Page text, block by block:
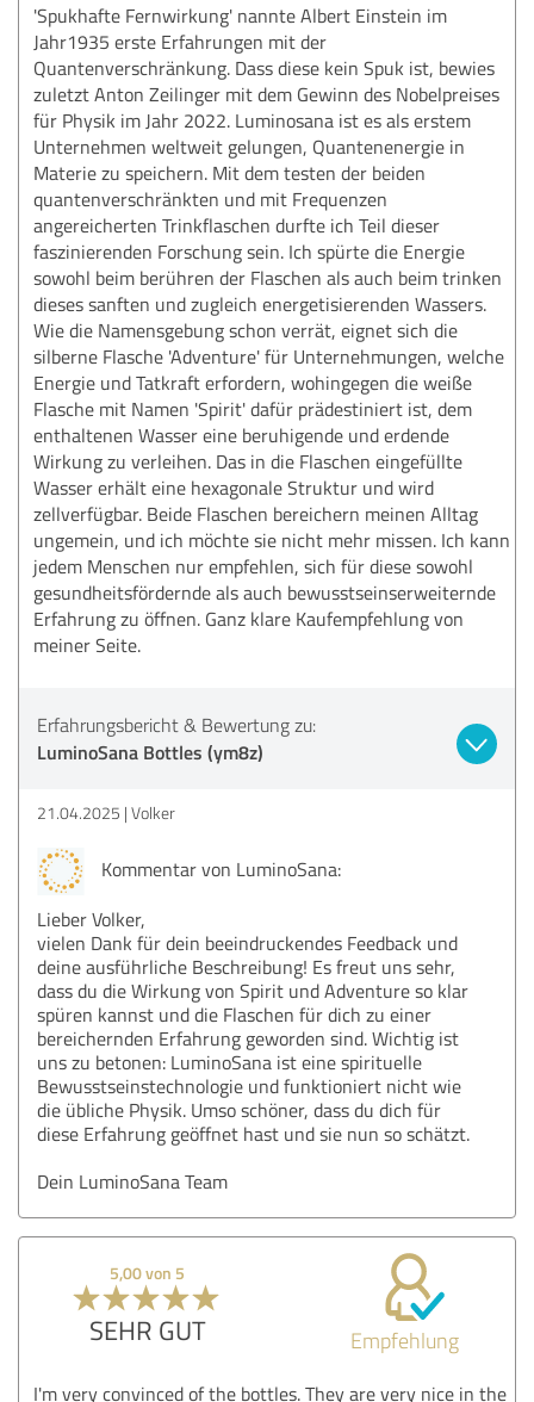
'Spukhafte Fernwirkung' nannte Albert Einstein im
Jahr1935 erste Erfahrungen mit der
Quantenverschränkung. Dass diese kein Spuk ist, bewies
zuletzt Anton Zeilinger mit dem Gewinn des Nobelpreises
für Physik im Jahr 2022. Luminosana ist es als erstem
Unternehmen weltweit gelungen, Quantenenergie in
Materie zu speichern. Mit dem testen der beiden
quantenverschränkten und mit Frequenzen
angereicherten Trinkflaschen durfte ich Teil dieser
faszinierenden Forschung sein. Ich spürte die Energie
sowohl beim berühren der Flaschen als auch beim trinken
dieses sanften und zugleich energetisierenden Wassers.
Wie die Namensgebung schon verrät, eignet sich die
silberne Flasche 'Adventure' für Unternehmungen, welche
Energie und Tatkraft erfordern, wohingegen die weiße
Flasche mit Namen 'Spirit' dafür prädestiniert ist, dem
enthaltenen Wasser eine beruhigende und erdende
Wirkung zu verleihen. Das in die Flaschen eingefüllte
Wasser erhält eine hexagonale Struktur und wird
zellverfügbar. Beide Flaschen bereichern meinen Alltag
ungemein, und ich möchte sie nicht mehr missen. Ich kann
jedem Menschen nur empfehlen, sich für diese sowohl
gesundheitsfördernde als auch bewusstseinserweiternde
Erfahrung zu öffnen. Ganz klare Kaufempfehlung von
meiner Seite.
Erfahrungsbericht & Bewertung zu:
LuminoSana Bottles (ym8z)
21.04.2025 Volker
Kommentar von LuminoSana:
Lieber Volker,
vielen Dank für dein beeindruckendes Feedback und
deine ausführliche Beschreibung! Es freut uns sehr,
dass du die Wirkung von Spirit und Adventure so klar
spüren kannst und die Flaschen für dich zu einer
bereichernden Erfahrung geworden sind. Wichtig ist
uns zu betonen: LuminoSana ist eine spirituelle
Bewusstseinstechnologie und funktioniert nicht wie
die übliche Physik. Umso schöner, dass du dich für
diese Erfahrung geöffnet hast und sie nun so schätzt.
Dein LuminoSana Team
5,00 von 5
SEHR GUT Empfehlung
I'm very convinced of the bottles. They are very nice in the